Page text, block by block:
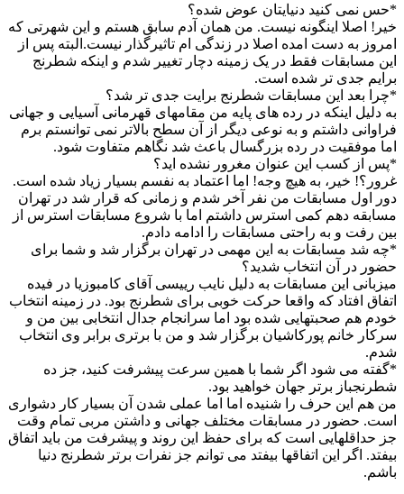
*حس نمی کنید دنیایتان عوض شده؟
خیر! اصلا اینگونه نیست. من همان آدم سابق هستم و این شهرتی که
امروز به دست امده اصلا در زندگی ام تاثیرگذار نیست.البته پس از
این مسابقات فقط در یک زمینه دچار تغییر شدم و اینکه شطرنج
برایم جدی تر شده است.
*چرا بعد این مسابقات شطرنج برایت جدی تر شد؟
به دلیل اینکه در رده های پایه من مقامهای قهرمانی آسیایی و جهانی
فراوانی داشتم و به نوعی دیگر از آن سطح بالاتر نمی توانستم برم
اما موفقیت در رده بزرگسال باعث شد نگاهم متفاوت شود.
*پس از کسب این عنوان مغرور نشده اید؟
غرور؟! خیر، به هیچ وجه! اما اعتماد به نفسم بسیار زیاد شده است.
دور اول مسابقات من نفر آخر شدم و زمانی که قرار شد در تهران
مسابقه دهم کمی استرس داشتم اما با شروع مسابقات استرس از
بین رفت و به راحتی مسابقات را ادامه دادم.
*چه شد مسابقات به این مهمی در تهران برگزار شد و شما برای
حضور در آن انتخاب شدید؟
میزبانی این مسابقات به دلیل نایب رییسی آقای کامبوزیا در فیده
اتفاق افتاد که واقعا حرکت خوبی برای شطرنج بود. در زمینه انتخاب
خودم هم صحبتهایی شده بود اما سرانجام جدال انتخابی بین من و
سرکار خانم پورکاشیان برگزار شد و من با برتری برابر وی انتخاب
شدم.
*گفته می شود اگر شما با همین سرعت پیشرفت کنید، جز ده
شطرنجباز برتر جهان خواهید بود.
من هم این حرف را شنیده اما اما عملی شدن آن بسیار کار دشواری
است. حضور در مسابقات مختلف جهانی و داشتن مربی تمام وقت
جز حداقلهایی است که برای حفظ این روند و پیشرفت من باید اتفاق
بیفتد. اگر این اتفاقها بیفتد می توانم جز نفرات برتر شطرنج دنیا
باشم.